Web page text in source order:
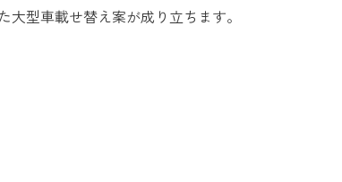
型車載せ替え案が成り立ちます。